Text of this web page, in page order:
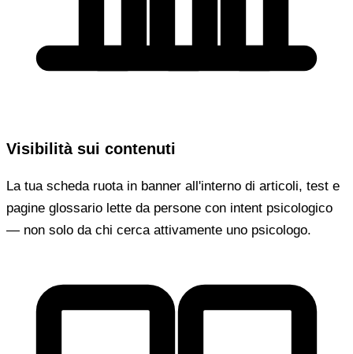
Visibilità sui contenuti
La tua scheda ruota in banner all'interno di articoli, test e
pagine glossario lette da persone con intent psicologico
— non solo da chi cerca attivamente uno psicologo.